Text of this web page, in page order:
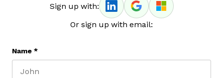
Sign up with:
Or sign up with email:
Name *